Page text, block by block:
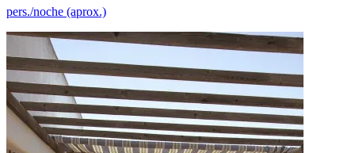
pers./noche (aprox.)